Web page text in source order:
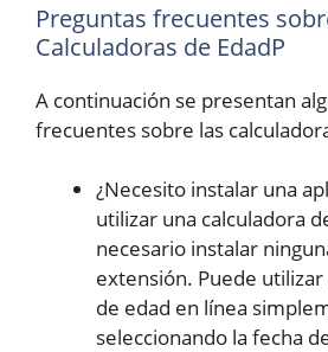
Preguntas frecuentes
Calculadoras de EdadP
A continuación se presentan
frecuentes sobre las
¿Necesito instalar una
utilizar una calculadora
necesario instalar
extensión. Puede utilizar
de edad en línea
seleccionando la fecha